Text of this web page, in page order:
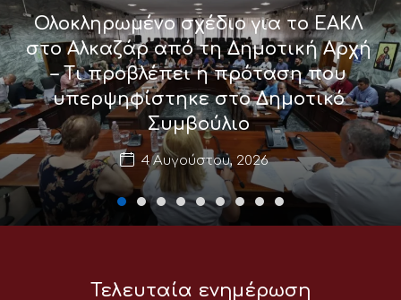
Ολοκληρωμένο σχέδιο για το ΕΑΚΛ
στο Αλκαζάρ από τη Δημοτική Αρχή
– Τι προβλέπει η πρόταση που
υπερψηφίστηκε στο Δημοτικό
Συμβούλιο
4 Αυγούστου, 2026
Τελευταία ενημέρωση